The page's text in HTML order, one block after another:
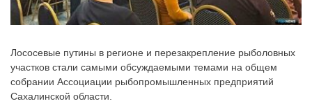
Лососевые путины в регионе и перезакрепление рыболовных
участков стали самыми обсуждаемыми темами на общем
собрании Ассоциации рыбопромышленных предприятий
Сахалинской области.